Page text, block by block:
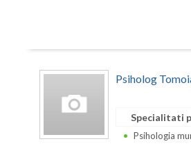
Psiholog
Specialitati
Psihologia